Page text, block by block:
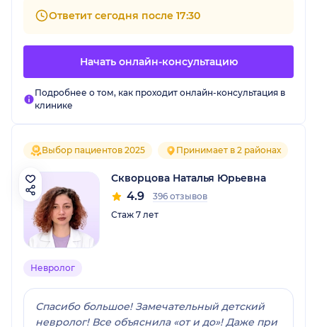
Ответит сегодня после 17:30
Начать онлайн-консультацию
Подробнее о том, как проходит онлайн-консультация в
клинике
Выбор пациентов 2025 Принимает в 2 районах
Скворцова Наталья Юрьевна
4.9
396 отзывов
Стаж 7 лет
Невролог
Спасибо большое! Замечательный детский
невролог! Все объяснила «от и до»! Даже при